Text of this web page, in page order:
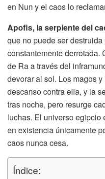
en Nun y el caos lo
Apofis, la serpiente del
que no puede ser
constantemente derrotada.
de Ra a través del
devorar al sol. Los magos
descanso contra ella, y la
tras noche, pero resurge
luchas. El universo egipcio
en existencia únicamente
caos nunca cesa.
Índice: